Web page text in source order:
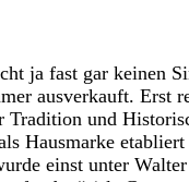
ja fast gar keinen
ausverkauft. Erst
Tradition und
Hausmarke
einst unter